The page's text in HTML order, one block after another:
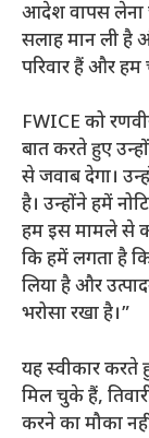
आदेश वापस लेना
सलाह मान ली है
परिवार हैं और हम
FWICE को
बात करते हुए
से जवाब देगा।
है। उन्होंने हमें
हम इस मामले से
कि हमें लगता है
लिया है और
भरोसा रखा है।”
यह स्वीकार
मिल चुके हैं,
करने का मौका